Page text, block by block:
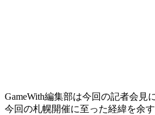
GameWith編集部は今回の記者会見
今回の札幌開催に至った経緯を余